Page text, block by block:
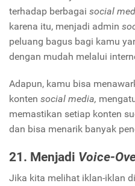
terhadap berbagai social
karena itu, menjadi admin
peluang bagus bagi kamu
dengan mudah melalui
Adapun, kamu bisa
konten social media,
memastikan setiap konten
dan bisa menarik banyak
21. Menjadi Voice-
Jika kita melihat iklan-iklan